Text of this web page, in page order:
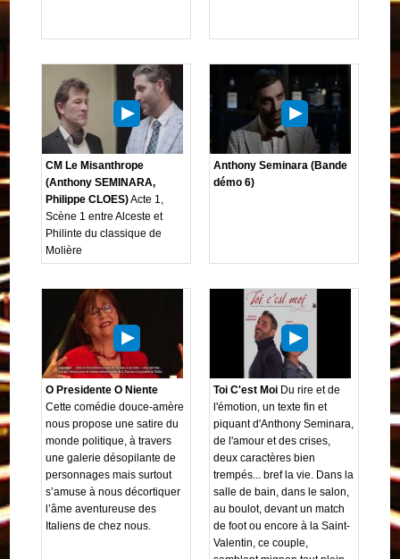
CM Le Misanthrope
(Anthony SEMINARA,
Philippe CLOES)Acte 1,
Scène 1 entre Alceste et
Philinte du classique de
Molière
Anthony Seminara (Bande
démo 6)
O Presidente O Niente
Cette comédie douce-amère
nous propose une satire du
monde politique, à travers
une galerie désopilante de
personnages mais surtout
s’amuse à nous décortiquer
l’âme aventureuse des
Italiens de chez nous.
Toi C'est Moi Du rire et de
l'émotion, un texte fin et
piquant d'Anthony Seminara,
de l'amour et des crises,
deux caractères bien
trempés... bref la vie. Dans la
salle de bain, dans le salon,
au boulot, devant un match
de foot ou encore à la Saint-
Valentin, ce couple,